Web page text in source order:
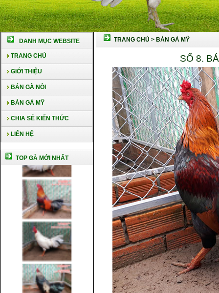
DANH MỤC WEBSITE
TRANG CHỦ
GIỚI THIỆU
BÁN GÀ NÒI
BÁN GÀ MỸ
CHIA SẺ KIẾN THỨC
LIÊN HỆ
TOP GÀ MỚI NHẤT
TRANG CHỦ > BÁN GÀ MỸ
SỐ 8.